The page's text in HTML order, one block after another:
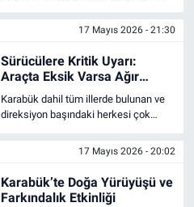
otomotiv devlerinin fiyat
politikalarında değişikliğe gitmesine
neden oldu.
17 Mayıs 2026 - 21:30
Sürücülere Kritik Uyarı:
Araçta Eksik Varsa Ağır
Kusur!
Karabük dahil tüm illerde bulunan ve
direksiyon başındaki herkesi çok
17 Mayıs 2026 - 20:02
Karabük’te Doğa Yürüyüşü ve
Farkındalık Etkinliği